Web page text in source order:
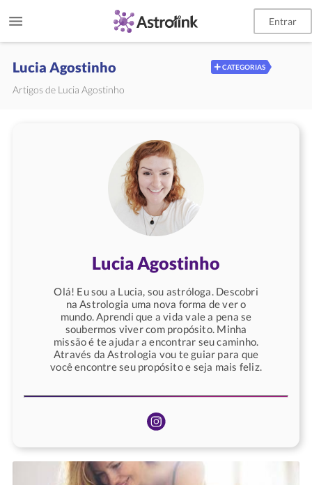
Entrar
Lucia Agostinho
Artigos de Lucia Agostinho
+CATEGORIAS
Lucia Agostinho
Olá! Eu sou a Lucia, sou astróloga. Descobri
na Astrologia uma nova forma de ver o
mundo. Aprendi que a vida vale a pena se
soubermos viver com propósito. Minha
missão é te ajudar a encontrar seu caminho.
Através da Astrologia vou te guiar para que
você encontre seu propósito e seja mais feliz.